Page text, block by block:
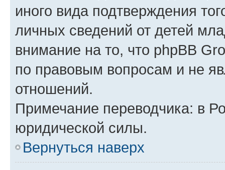
иного вида подтверждения
личных сведений от детей
внимание на то, что phpBB
по правовым вопросам и не
отношений.
Примечание переводчика: в
юридической силы.
Вернуться наверх